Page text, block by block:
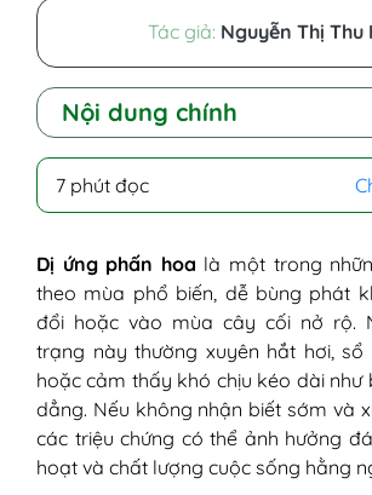
Tác giả: Nguyễn Thị Thu
Nội dung chính
II - Triệu chứng dị ứng phấn
1. Dị ứng phấn hoa ly
2. Dị ứng phấn hoa
3. Dị ứng phấn hoa anh
4. Dị ứng phấn hoa bồ
5. Dị ứng phấn hoa sữa
6. Dị ứng phấn hoa sốt
7. Dị ứng phấn hoa xoan
8. Dị ứng phấn hoa tuyết
7 phút đọc
Dị ứng phấn hoa là một trong
theo mùa phổ biến, dễ bùng phát
đổi hoặc vào mùa cây cối nở rộ.
trạng này thường xuyên hắt hơi,
hoặc cảm thấy khó chịu kéo dài như
dẳng. Nếu không nhận biết sớm và
các triệu chứng có thể ảnh hưởng
hoạt và chất lượng cuộc sống hằng